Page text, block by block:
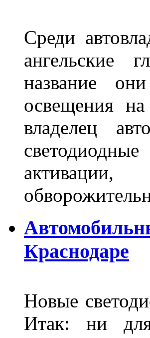
Среди
ангельские
название
освещения
владелец
Краснодаре
Новые
Итак: ни